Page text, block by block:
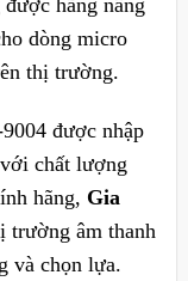
dòng micro
thị trường.
được nhập
chất lượng
hãng, Gia
âm thanh
và chọn lựa.